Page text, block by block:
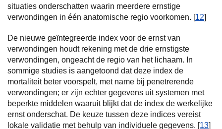
situaties onderschatten waarin meerdere ernstige
verwondingen in één anatomische regio voorkomen. [12]
De nieuwe geïntegreerde index voor de ernst van
verwondingen houdt rekening met de drie ernstigste
verwondingen, ongeacht de regio van het lichaam. In
sommige studies is aangetoond dat deze index de
mortaliteit beter voorspelt, met name bij penetrerende
verwondingen; er zijn echter gegevens uit systemen met
beperkte middelen waaruit blijkt dat de index de werkelijke
ernst onderschat. De keuze tussen deze indices vereist
lokale validatie met behulp van individuele gegevens. [13]